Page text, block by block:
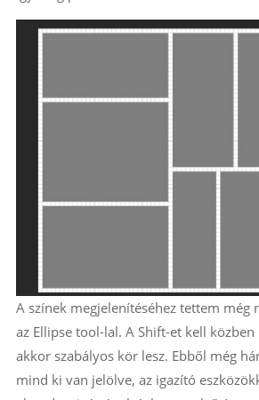
A színek megjelenítéséhez tettem még
az Ellipse tool-lal. A Shift-et kell
akkor szabályos kör lesz. Ebből még
mind ki van jelölve, az igazító